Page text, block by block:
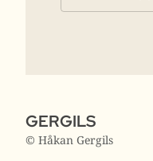
GERGILS
© Håkan Gergils